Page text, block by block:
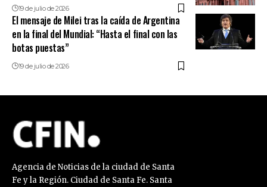
19 de julio de 2026
El mensaje de Milei tras la caída de Argentina
en la final del Mundial: “Hasta el final con las
botas puestas”
19 de julio de 2026
Agencia de Noticias de la ciudad de Santa
Fe y la Región. Ciudad de Santa Fe. Santa